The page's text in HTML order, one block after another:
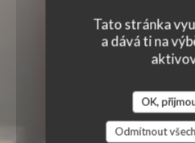
Tato stránka
a dává ti na
OK,
Odmítnout